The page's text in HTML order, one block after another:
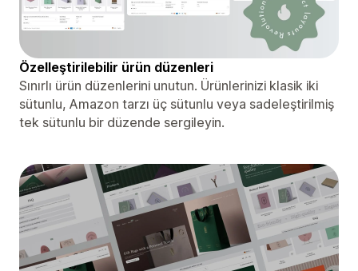
Özelleştirilebilir ürün düzenleri
Sınırlı ürün düzenlerini unutun. Ürünlerinizi klasik iki
sütunlu, Amazon tarzı üç sütunlu veya sadeleştirilmiş
tek sütunlu bir düzende sergileyin.